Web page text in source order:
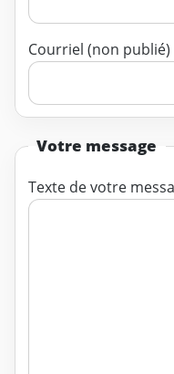
Courriel (non publié)
Votre message